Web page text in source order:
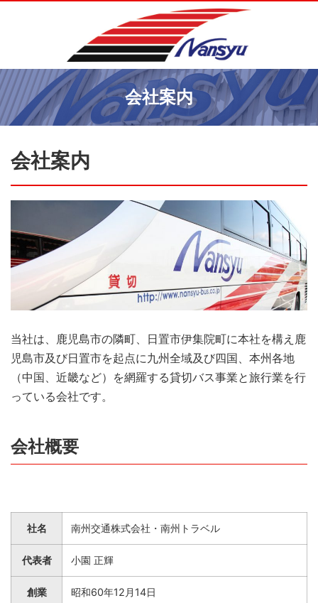
会社案内
会社案内
当社は、鹿児島市の隣町、日置市伊集院町に本社を構え鹿
児島市及び日置市を起点に九州全域及び四国、本州各地
（中国、近畿など）を網羅する貸切バス事業と旅行業を行
っている会社です。
会社概要
社名 南州交通株式会社・南州トラベル
代表者 小園 正輝
創業 昭和60年12月14日